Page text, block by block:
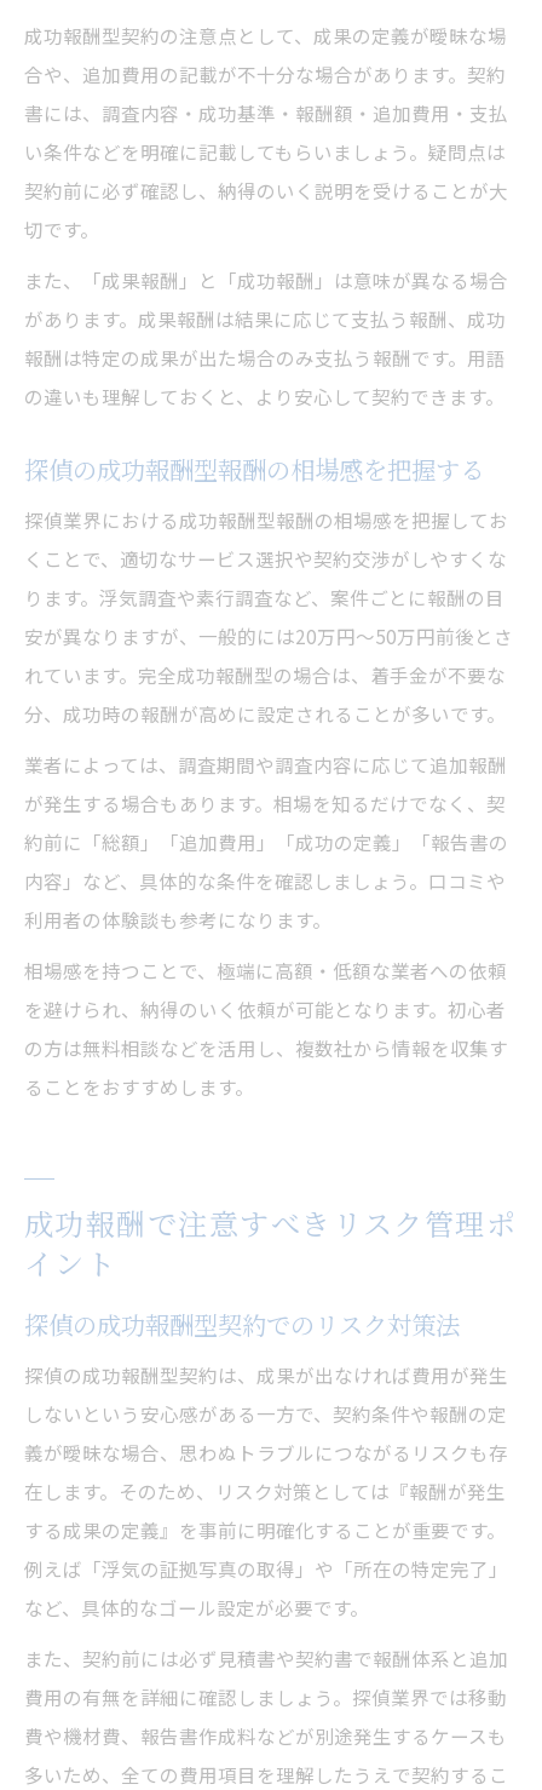
成功報酬型契約の注意点として、成果の定義が曖昧な場
合や、追加費用の記載が不十分な場合があります。契約
書には、調査内容・成功基準・報酬額・追加費用・支払
い条件などを明確に記載してもらいましょう。疑問点は
契約前に必ず確認し、納得のいく説明を受けることが大
切です。
また、「成果報酬」と「成功報酬」は意味が異なる場合
があります。成果報酬は結果に応じて支払う報酬、成功
報酬は特定の成果が出た場合のみ支払う報酬です。用語
の違いも理解しておくと、より安心して契約できます。
探偵の成功報酬型報酬の相場感を把握する
探偵業界における成功報酬型報酬の相場感を把握してお
くことで、適切なサービス選択や契約交渉がしやすくな
ります。浮気調査や素行調査など、案件ごとに報酬の目
安が異なりますが、一般的には20万円～50万円前後とさ
れています。完全成功報酬型の場合は、着手金が不要な
分、成功時の報酬が高めに設定されることが多いです。
業者によっては、調査期間や調査内容に応じて追加報酬
が発生する場合もあります。相場を知るだけでなく、契
約前に「総額」「追加費用」「成功の定義」「報告書の
内容」など、具体的な条件を確認しましょう。口コミや
利用者の体験談も参考になります。
相場感を持つことで、極端に高額・低額な業者への依頼
を避けられ、納得のいく依頼が可能となります。初心者
の方は無料相談などを活用し、複数社から情報を収集す
ることをおすすめします。
成功報酬で注意すべきリスク管理ポ
イント
探偵の成功報酬型契約でのリスク対策法
探偵の成功報酬型契約は、成果が出なければ費用が発生
しないという安心感がある一方で、契約条件や報酬の定
義が曖昧な場合、思わぬトラブルにつながるリスクも存
在します。そのため、リスク対策としては『報酬が発生
する成果の定義』を事前に明確化することが重要です。
例えば「浮気の証拠写真の取得」や「所在の特定完了」
など、具体的なゴール設定が必要です。
また、契約前には必ず見積書や契約書で報酬体系と追加
費用の有無を詳細に確認しましょう。探偵業界では移動
費や機材費、報告書作成料などが別途発生するケースも
多いため、全ての費用項目を理解したうえで契約するこ